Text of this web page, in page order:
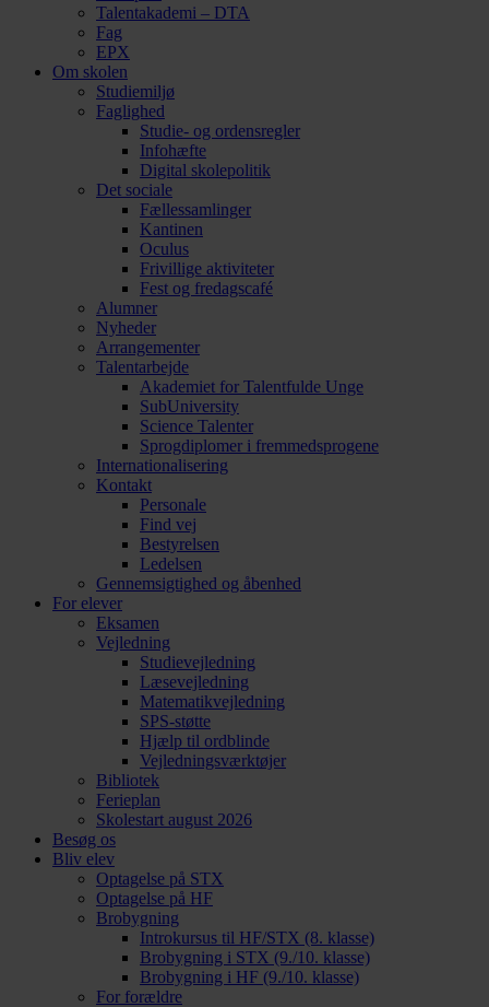
Talentakademi – DTA
Fag
EPX
Om skolen
Studiemiljø
Faglighed
Studie- og ordensregler
Infohæfte
Digital skolepolitik
Det sociale
Fællessamlinger
Kantinen
Oculus
Frivillige aktiviteter
Fest og fredagscafé
Alumner
Nyheder
Arrangementer
Talentarbejde
Akademiet for Talentfulde Unge
SubUniversity
Science Talenter
Sprogdiplomer i fremmedsprogene
Internationalisering
Kontakt
Personale
Find vej
Bestyrelsen
Ledelsen
Gennemsigtighed og åbenhed
For elever
Eksamen
Vejledning
Studievejledning
Læsevejledning
Matematikvejledning
SPS-støtte
Hjælp til ordblinde
Vejledningsværktøjer
Bibliotek
Ferieplan
Skolestart august 2026
Besøg os
Bliv elev
Optagelse på STX
Optagelse på HF
Brobygning
Introkursus til HF/STX (8. klasse)
Brobygning i STX (9./10. klasse)
Brobygning i HF (9./10. klasse)
For forældre